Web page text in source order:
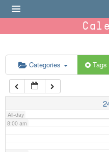
Categories Tags
All-day
6:00 am
7:00 am
8:00 am